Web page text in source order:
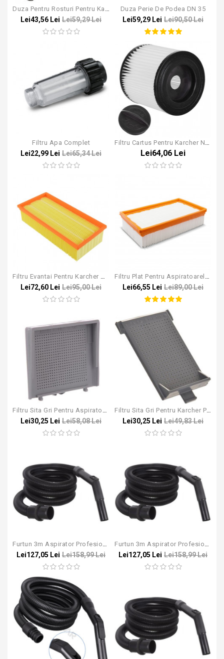
Duza Pentru Rosturi Pentru Karcher NT 65/2 DN 40 345mm
Lei43,56 Lei Lei59,29 Lei
Duza Perie De Podea DN 35
Lei59,29 Lei Lei90,50 Lei
Filtru Apa Complet
Lei22,99 Lei Lei65,34 Lei
Filtru Cartus Pentru Karcher NT 27/1
Lei64,06 Lei
Filtru Evantai Pentru Karcher NT 65/2
Lei72,60 Lei Lei95,00 Lei
Filtru Plat Pentru Aspiratoarele Karcher NT
Lei66,55 Lei Lei89,00 Lei
Filtru Sita Gri Pentru Aspiratoarele Karcher Puzzi 10/1, Puzzi 10/2
Lei30,25 Lei Lei58,08 Lei
Filtru Sita Gri Pentru Karcher Puzzi 8/1
Lei30,25 Lei Lei49,83 Lei
Furtun 3m Aspirator Profesional Bosch Gas 35 / 45 / 55
Lei127,05 Lei Lei158,99 Lei
Furtun 3m Aspirator Profesional Karcher NT DN35
Lei127,05 Lei Lei158,99 Lei